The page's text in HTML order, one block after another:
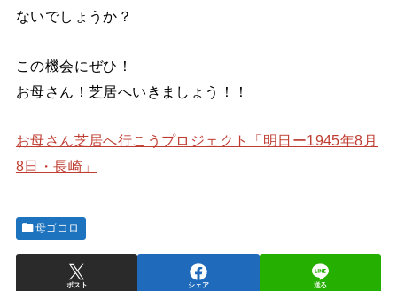
ないでしょうか？
この機会にぜひ！
お母さん！芝居へいきましょう！！
お母さん芝居へ行こうプロジェクト「明日ー1945年8月
8日・長崎」
母ゴコロ
ポスト シェア 送る